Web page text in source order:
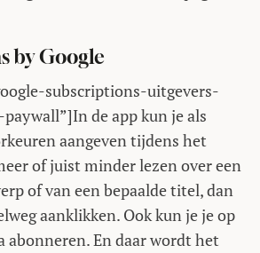
by Google
subscriptions-uitgevers-
de app kun je als
aangeven tijdens het
of juist minder lezen over een
of van een bepaalde titel, dan
aanklikken. Ook kun je je op
abonneren. En daar wordt het